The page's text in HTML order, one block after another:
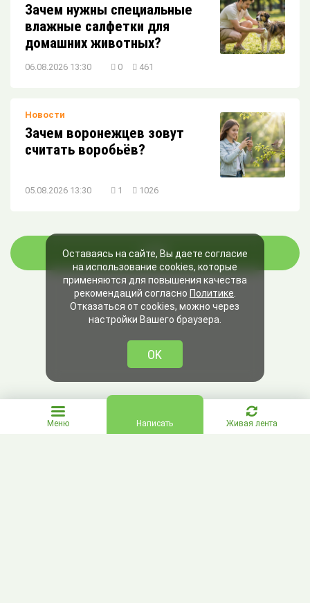
Зачем нужны специальные
влажные салфетки для
домашних животных?
06.08.2026 13:30 0 461
Новости
Зачем воронежцев зовут
считать воробьёв?
05.08.2026 13:30 1 1026
ЕЩЁ
Меню Написать Живая лента
Оставаясь на сайте, Вы даете согласие
на использование cookies, которые
применяются для повышения качества
рекомендаций согласно Политике
Отказаться от cookies, можно через
настройки Вашего браузера.
OK